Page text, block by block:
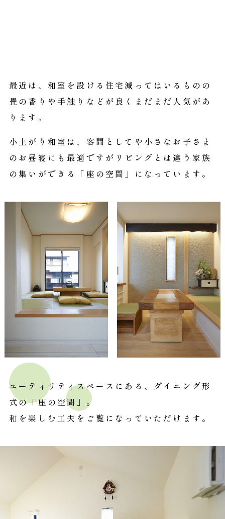
最近は、和室を設ける住宅減ってはいるものの
畳の香りや手触りなどが良く まだまだ人気があ
ります。
小上がり和室は、客間としてや 小さなお子さま
のお昼寝にも最適ですが リビングとは違う家族
の集いができる「座の空間」になっています。
ユーティリティスペースにある、ダイニング形
式の「座の空間」。
和を楽しむ工夫をご覧になっていただけます。